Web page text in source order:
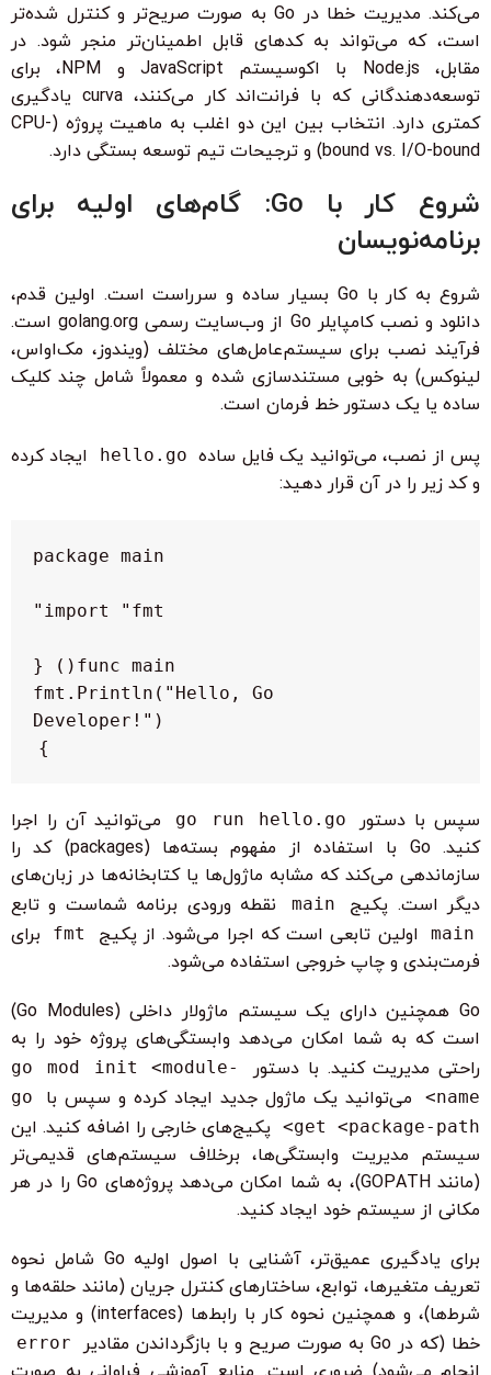
می‌کند. مدیریت خطا در Go به صورت صریح‌تر و کنترل شده‌تر
است، که می‌تواند به کدهای قابل اطمینان‌تر منجر شود. در
مقابل، Node.js با اکوسیستم JavaScript و NPM، برای
توسعه‌دهندگانی که با فرانت‌اند کار می‌کنند، curva یادگیری
کمتری دارد. انتخاب بین این دو اغلب به ماهیت پروژه (CPU-
bound vs. I/O-bound) و ترجیحات تیم توسعه بستگی دارد.
شروع کار با Go: گام‌های اولیه برای
برنامه‌نویسان
شروع به کار با Go بسیار ساده و سرراست است. اولین قدم،
دانلود و نصب کامپایلر Go از وب‌سایت رسمی golang.org است.
فرآیند نصب برای سیستم‌عامل‌های مختلف (ویندوز، مک‌اواس،
لینوکس) به خوبی مستندسازی شده و معمولاً شامل چند کلیک
ساده یا یک دستور خط فرمان است.
پس از نصب، می‌توانید یک فایل ساده hello.go
ایجاد کرده
و کد زیر را در آن قرار دهید:
    fmt.Println("Hello, Go
}
سپس با دستور go run hello.go
می‌توانید آن را اجرا
کنید. Go با استفاده از مفهوم بسته‌ها (packages) کد را
سازماندهی می‌کند که مشابه ماژول‌ها یا کتابخانه‌ها در زبان‌های
دیگر است. پکیج
main نقطه ورودی برنامه شماست و تابع
main اولین تابعی است که اجرا می‌شود. از پکیج fmt
برای
فرمت‌بندی و چاپ خروجی استفاده می‌شود.
Go همچنین دارای یک سیستم ماژولار داخلی (Go Modules)
است که به شما امکان می‌دهد وابستگی‌های پروژه خود را به
راحتی مدیریت کنید. با دستور
go mod init <module-
name>
می‌توانید یک ماژول جدید ایجاد کرده و سپس با
go
get <package-path>
پکیج‌های خارجی را اضافه کنید. این
سیستم مدیریت وابستگی‌ها، برخلاف سیستم‌های قدیمی‌تر
(مانند GOPATH)، به شما امکان می‌دهد پروژه‌های Go را در هر
مکانی از سیستم خود ایجاد کنید.
برای یادگیری عمیق‌تر، آشنایی با اصول اولیه Go شامل نحوه
تعریف متغیرها، توابع، ساختارهای کنترل جریان (مانند حلقه‌ها و
شرط‌ها)، و همچنین نحوه کار با رابط‌ها (interfaces) و مدیریت
خطا (که در Go به صورت صریح و با بازگرداندن مقادیر
error